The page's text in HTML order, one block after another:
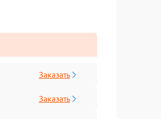
Заказать
Заказать